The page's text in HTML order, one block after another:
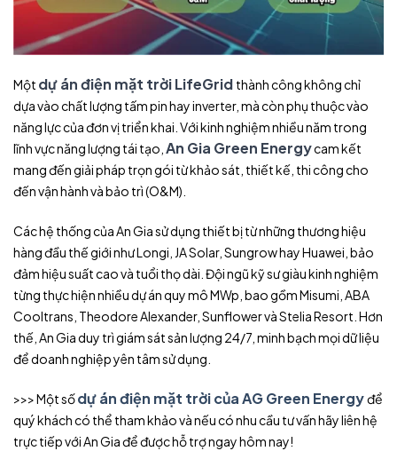
Một dự án điện mặt trời LifeGrid thành công không chỉ
dựa vào chất lượng tấm pin hay inverter, mà còn phụ thuộc vào
năng lực của đơn vị triển khai. Với kinh nghiệm nhiều năm trong
lĩnh vực năng lượng tái tạo, An Gia Green Energycam kết
mang đến giải pháp trọn gói từ khảo sát, thiết kế, thi công cho
đến vận hành và bảo trì (O&M).
Các hệ thống của An Gia sử dụng thiết bị từ những thương hiệu
hàng đầu thế giới như Longi, JA Solar, Sungrow hay Huawei, bảo
đảm hiệu suất cao và tuổi thọ dài. Đội ngũ kỹ sư giàu kinh nghiệm
từng thực hiện nhiều dự án quy mô MWp, bao gồm Misumi, ABA
Cooltrans, Theodore Alexander, Sunflower và Stelia Resort. Hơn
thế, An Gia duy trì giám sát sản lượng 24/7, minh bạch mọi dữ liệu
để doanh nghiệp yên tâm sử dụng.
>>> Một sốdự án điện mặt trời của AG Green Energyđể
quý khách có thể tham khảo và nếu có nhu cầu tư vấn hãy liên hệ
trực tiếp với An Gia để được hỗ trợ ngay hôm nay!